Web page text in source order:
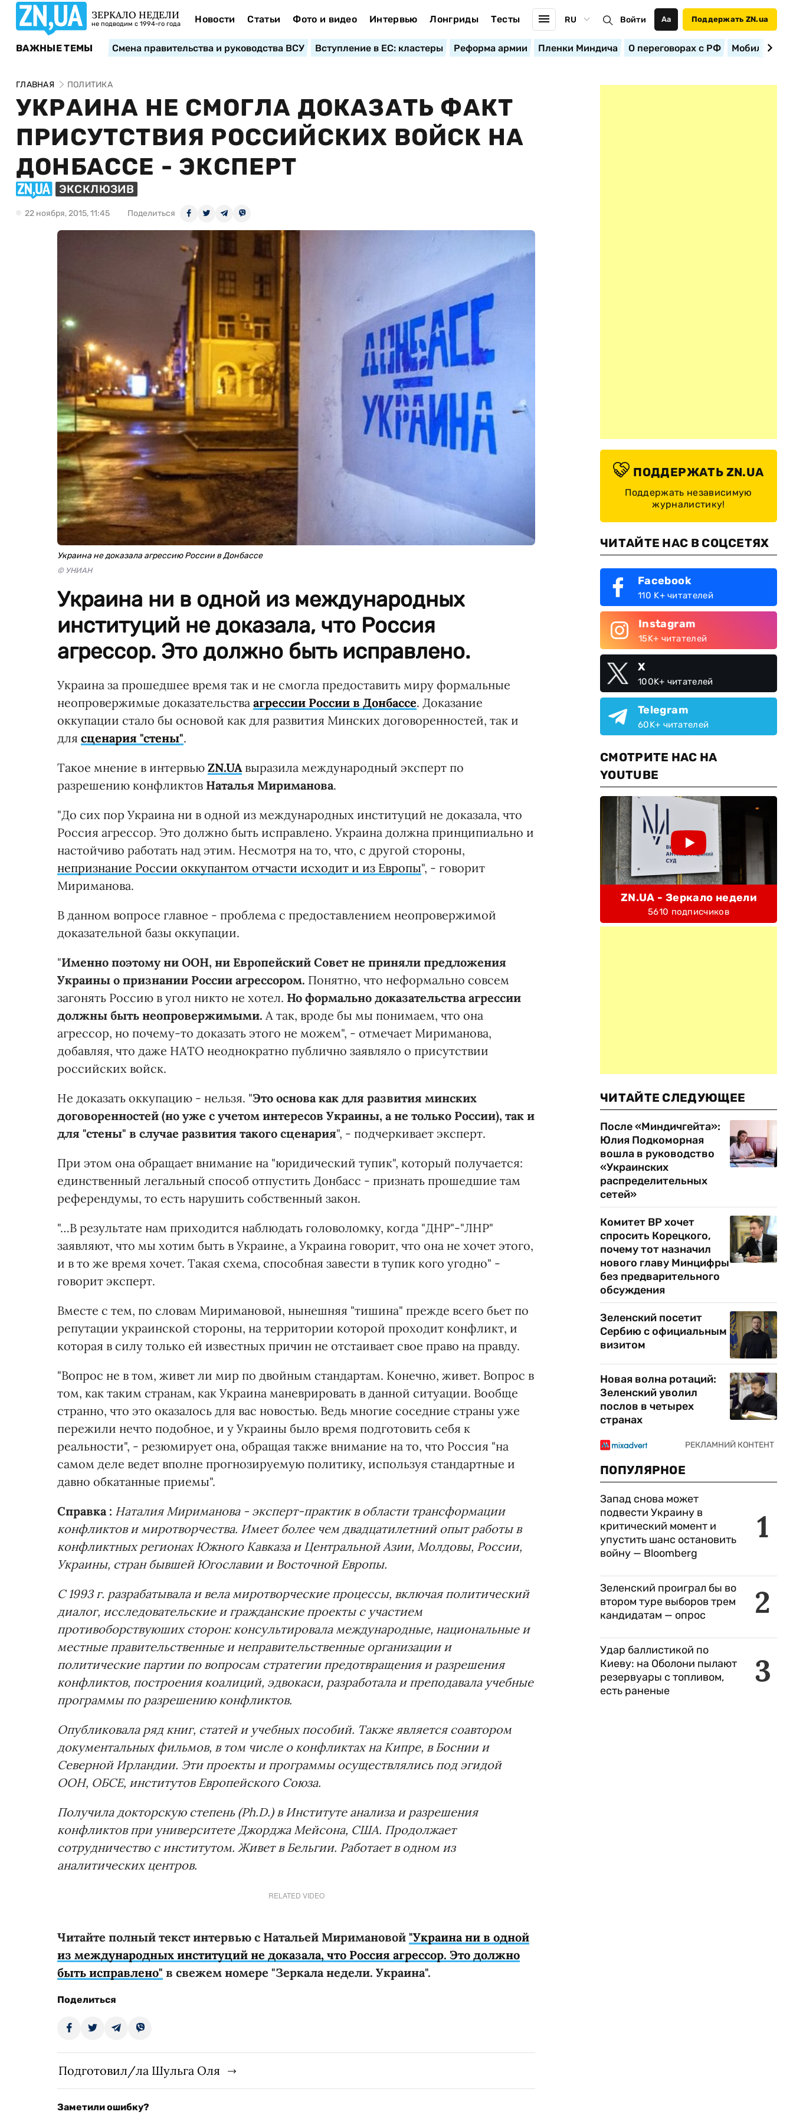
ЗЕРКАЛО НЕДЕЛИ
не подводим с 1994-го года Новости Статьи Фото и видео Интервью Лонгриды Тесты RU Войти Аа Поддержать ZN.ua
ВАЖНЫЕ ТЕМЫ Смена правительства и руководства ВСУ Вступление в ЕС: кластеры Реформа армии Пленки Миндича О переговорах с РФ
ГЛАВНАЯ ПОЛИТИКА
УКРАИНА НЕ СМОГЛА ДОКАЗАТЬ ФАКТ
ПРИСУТСТВИЯ РОССИЙСКИХ ВОЙСК НА
ДОНБАССЕ - ЭКСПЕРТ
ЭКСКЛЮЗИВ
22 ноября, 2015, 11:45 Поделиться
Украина не доказала агрессию России в Донбассе
© УНИАН
Украина ни в одной из международных
институций не доказала, что Россия
агрессор. Это должно быть исправлено.
Украина за прошедшее время так и не смогла предоставить миру формальные
неопровержимые доказательства агрессии России в Донбассе. Доказание
оккупации стало бы основой как для развития Минских договоренностей, так и
для сценария "стены".
Такое мнение в интервью ZN.UAвыразила международный эксперт по
разрешению конфликтов Наталья Мириманова.
"До сих пор Украина ни в одной из международных институций не доказала, что
Россия агрессор. Это должно быть исправлено. Украина должна принципиально и
настойчиво работать над этим. Несмотря на то, что, с другой стороны,
непризнание России оккупантом отчасти исходит и из Европы", - говорит
Мириманова.
В данном вопросе главное - проблема с предоставлением неопровержимой
доказательной базы оккупации.
"Именно поэтому ни ООН, ни Европейский Совет не приняли предложения
Украины о признании России агрессором. Понятно, что неформально совсем
загонять Россию в угол никто не хотел. Но формально доказательства агрессии
должны быть неопровержимыми. А так, вроде бы мы понимаем, что она
агрессор, но почему-то доказать этого не можем", - отмечает Мириманова,
добавляя, что даже НАТО неоднократно публично заявляло о присутствии
российских войск.
Не доказать оккупацию - нельзя. "Это основа как для развития минских
договоренностей (но уже с учетом интересов Украины, а не только России), так и
для "стены" в случае развития такого сценария", - подчеркивает эксперт.
При этом она обращает внимание на "юридический тупик", который получается:
единственный легальный способ отпустить Донбасс - признать прошедшие там
референдумы, то есть нарушить собственный закон.
"…В результате нам приходится наблюдать головоломку, когда "ДНР"-"ЛНР"
заявляют, что мы хотим быть в Украине, а Украина говорит, что она не хочет этого,
и в то же время хочет. Такая схема, способная завести в тупик кого угодно" -
говорит эксперт.
Вместе с тем, по словам Миримановой, нынешняя "тишина" прежде всего бьет по
репутации украинской стороны, на территории которой проходит конфликт, и
которая в силу только ей известных причин не отстаивает свое право на правду.
"Вопрос не в том, живет ли мир по двойным стандартам. Конечно, живет. Вопрос в
том, как таким странам, как Украина маневрировать в данной ситуации. Вообще
странно, что это оказалось для вас новостью. Ведь многие соседние страны уже
пережили нечто подобное, и у Украины было время подготовить себя к
реальности", - резюмирует она, обращая также внимание на то, что Россия "на
самом деле ведет вполне прогнозируемую политику, используя стандартные и
давно обкатанные приемы".
Справка : Наталия Мириманова - эксперт-практик в области трансформации
конфликтов и миротворчества. Имеет более чем двадцатилетний опыт работы в
конфликтных регионах Южного Кавказа и Центральной Азии, Молдовы, России,
Украины, стран бывшей Югославии и Восточной Европы.
С 1993 г. разрабатывала и вела миротворческие процессы, включая политический
диалог, исследовательские и гражданские проекты с участием
противоборствуюших сторон: консультировала международные, национальные и
местные правительственные и неправительственные организации и
политические партии по вопросам стратегии предотвращения и разрешения
конфликтов, построения коалиций, эдвокаси, разработала и преподавала учебные
программы по разрешению конфликтов.
Опубликовала ряд книг, статей и учебных пособий. Также является соавтором
документальных фильмов, в том числе о конфликтах на Кипре, в Боснии и
Северной Ирландии. Эти проекты и программы осуществлялись под эгидой
ООН, ОБСЕ, институтов Европейского Союза.
Получила докторскую степень (Ph.D.) в Институте анализа и разрешения
конфликтов при университете Джорджа Мейсона, США. Продолжает
сотрудничество с институтом. Живет в Бельгии. Работает в одном из
аналитических центров.
RELATED VIDEO
Читайте полный текст интервью с Натальей Миримановой "Украина ни в одной
из международных институций не доказала, что Россия агрессор. Это должно
быть исправлено" в свежем номере "Зеркала недели. Украина".
Поделиться
Подготовил/ла Шульга Оля
Заметили ошибку?
ПОДДЕРЖАТЬ ZN.UA
Поддержать независимую
журналистику!
ЧИТАЙТЕ НАС В СОЦСЕТЯХ
Facebook
110 K+ читателей
Instagram
15K+ читателей
X
100K+ читателей
Telegram
60K+ читателей
СМОТРИТЕ НАС НА
YOUTUBE
ZN.UA - Зеркало недели
5610 подписчиков
ЧИТАЙТЕ СЛЕДУЮЩЕЕ
После «Миндичгейта»:
Юлия Подкоморная
вошла в руководство
«Украинских
распределительных
сетей»
Комитет ВР хочет
спросить Корецкого,
почему тот назначил
нового главу Минцифры
без предварительного
обсуждения
Зеленский посетит
Сербию с официальным
визитом
Новая волна ротаций:
Зеленский уволил
послов в четырех
странах
ПОПУЛЯРНОЕ
1
Запад снова может
подвести Украину в
критический момент и
упустить шанс остановить
войну — Bloomberg
2
Зеленский проиграл бы во
втором туре выборов трем
кандидатам — опрос
3
Удар баллистикой по
Киеву: на Оболони пылают
резервуары с топливом,
есть раненые